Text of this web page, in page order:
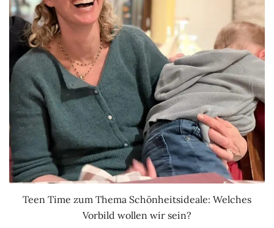
Teen Time zum Thema Schönheitsideale: Welches
Vorbild wollen wir sein?